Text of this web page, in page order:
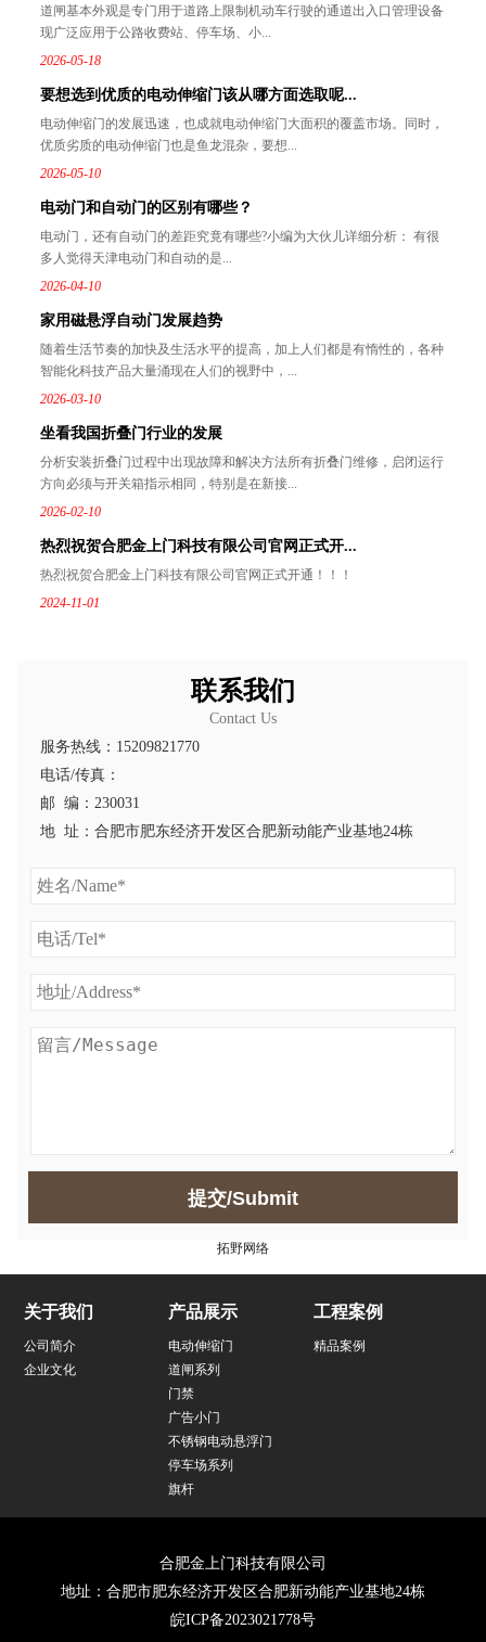
道闸基本外观是专门用于道路上限制机动车行驶的通道出入口管理设备
现广泛应用于公路收费站、停车场、小...
2026-05-18
要想选到优质的电动伸缩门该从哪方面选取呢...
电动伸缩门的发展迅速，也成就电动伸缩门大面积的覆盖市场。同时，
优质劣质的电动伸缩门也是鱼龙混杂，要想...
2026-05-10
电动门和自动门的区别有哪些？
电动门，还有自动门的差距究竟有哪些?小编为大伙儿详细分析： 有很
多人觉得天津电动门和自动的是...
2026-04-10
家用磁悬浮自动门发展趋势
随着生活节奏的加快及生活水平的提高，加上人们都是有惰性的，各种
智能化科技产品大量涌现在人们的视野中，...
2026-03-10
坐看我国折叠门行业的发展
分析安装折叠门过程中出现故障和解决方法所有折叠门维修，启闭运行
方向必须与开关箱指示相同，特别是在新接...
2026-02-10
热烈祝贺合肥金上门科技有限公司官网正式开...
热烈祝贺合肥金上门科技有限公司官网正式开通！！！
2024-11-01
联系我们
Contact Us
服务热线：15209821770
电话/传真：
邮 编：230031
地 址：合肥市肥东经济开发区合肥新动能产业基地24栋
提交/Submit
拓野网络
关于我们
公司简介
企业文化
产品展示
电动伸缩门
道闸系列
门禁
广告小门
不锈钢电动悬浮门
停车场系列
旗杆
工程案例
精品案例
合肥金上门科技有限公司
地址：合肥市肥东经济开发区合肥新动能产业基地24栋
皖ICP备2023021778号